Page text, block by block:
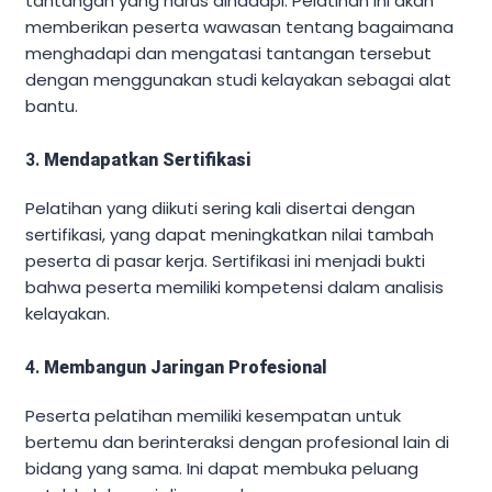
memberikan peserta wawasan tentang bagaimana
menghadapi dan mengatasi tantangan tersebut
dengan menggunakan studi kelayakan sebagai alat
bantu.
3. Mendapatkan Sertifikasi
Pelatihan yang diikuti sering kali disertai dengan
sertifikasi, yang dapat meningkatkan nilai tambah
peserta di pasar kerja. Sertifikasi ini menjadi bukti
bahwa peserta memiliki kompetensi dalam analisis
kelayakan.
4. Membangun Jaringan Profesional
Peserta pelatihan memiliki kesempatan untuk
bertemu dan berinteraksi dengan profesional lain di
bidang yang sama. Ini dapat membuka peluang